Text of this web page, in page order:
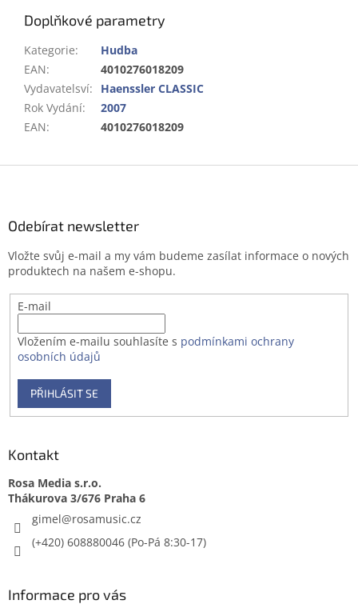
Doplňkové parametry
Kategorie:
Hudba
EAN:
4010276018209
Vydavatelsví:
Haenssler CLASSIC
Rok Vydání:
2007
EAN: 4010276018209
Odebírat newsletter
Vložte svůj e-mail a my vám budeme zasílat informace o nových
produktech na našem e-shopu.
E-mail
Vložením e-mailu souhlasíte s podmínkami ochrany
osobních údajů
PŘIHLÁSIT SE
Kontakt
Rosa Media s.r.o.
gimel@rosamusic.cz
(+420) 608880046
Informace pro vás